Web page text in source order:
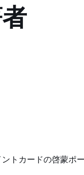
トカードの啓蒙ポ